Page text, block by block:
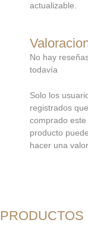
actualizable.
No hay
todavía
Solo los
registrados
comprado este
producto
hacer una